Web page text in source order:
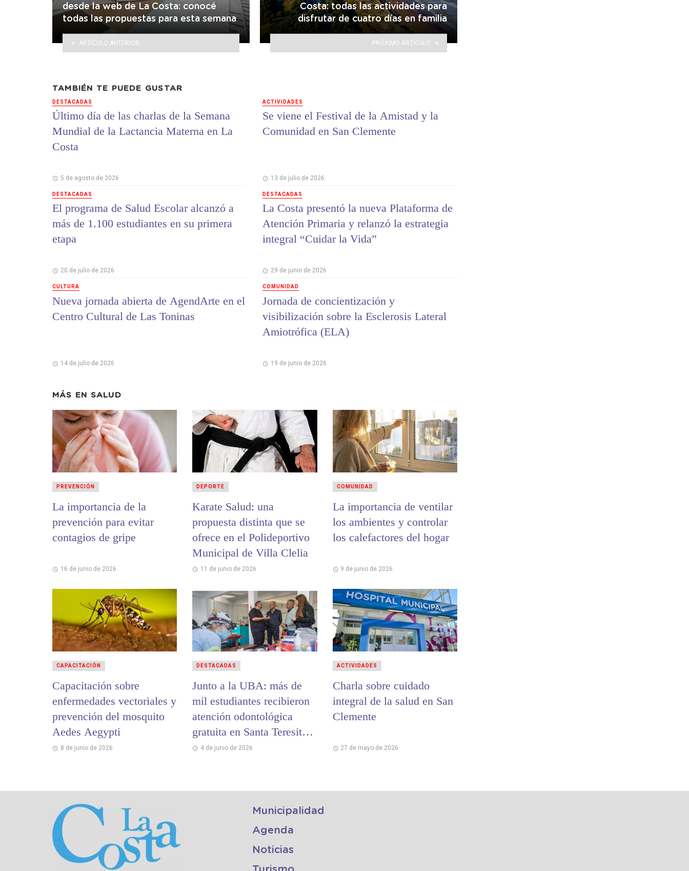
desde la web de La Costa: conocé
todas las propuestas para esta semana
ARTÍCULO ANTERIOR
Costa: todas las actividades para
disfrutar de cuatro días en familia
PRÓXIMO ARTÍCULO
TAMBIÉN TE PUEDE GUSTAR
DESTACADAS
Último día de las charlas de la Semana
Mundial de la Lactancia Materna en La
Costa
5 de agosto de 2026
DESTACADAS
El programa de Salud Escolar alcanzó a
más de 1.100 estudiantes en su primera
etapa
20 de julio de 2026
CULTURA
Nueva jornada abierta de AgendArte en el
Centro Cultural de Las Toninas
14 de julio de 2026
ACTIVIDADES
Se viene el Festival de la Amistad y la
Comunidad en San Clemente
13 de julio de 2026
DESTACADAS
La Costa presentó la nueva Plataforma de
Atención Primaria y relanzó la estrategia
integral “Cuidar la Vida”
29 de junio de 2026
COMUNIDAD
Jornada de concientización y
visibilización sobre la Esclerosis Lateral
Amiotrófica (ELA)
19 de junio de 2026
MÁS EN SALUD
La importancia de la
prevención para evitar
contagios de gripe
16 de junio de 2026
PREVENCIÓN
Karate Salud: una
propuesta distinta que se
ofrece en el Polideportivo
Municipal de Villa Clelia
11 de junio de 2026
DEPORTE
La importancia de ventilar
los ambientes y controlar
los calefactores del hogar
9 de junio de 2026
COMUNIDAD
Capacitación sobre
enfermedades vectoriales y
prevención del mosquito
Aedes Aegypti
8 de junio de 2026
CAPACITACIÓN
Junto a la UBA: más de
mil estudiantes recibieron
atención odontológica
gratuita en Santa Teresita y
Las Toninas
4 de junio de 2026
DESTACADAS
Charla sobre cuidado
integral de la salud en San
Clemente
27 de mayo de 2026
ACTIVIDADES
Municipalidad
Agenda
Noticias